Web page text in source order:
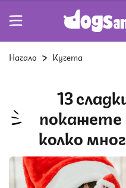
Начало Кучета
13 сладки начина да
покажете
колко